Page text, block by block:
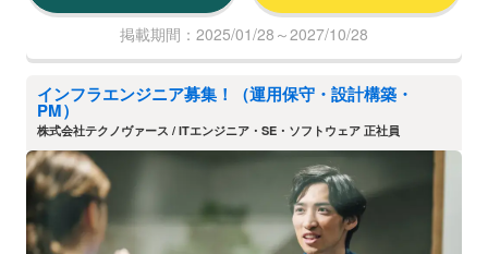
掲載期間：2025/01/28～2027/10/28
インフラエンジニア募集！（運用保守・設計構築・
PM）
株式会社テクノヴァース / ITエンジニア・SE・ソフトウェア 正社員